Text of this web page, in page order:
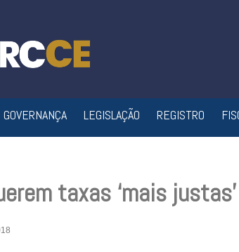
GOVERNANÇA LEGISLAÇÃO REGISTRO
taxas ‘mais